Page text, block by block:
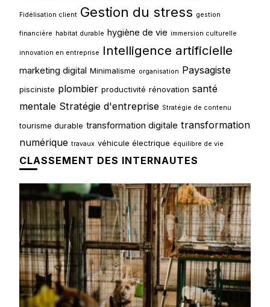
Fidélisation client Gestion du stress gestion
financière habitat durable hygiène de vie immersion culturelle
innovation en entreprise Intelligence artificielle
marketing digital Minimalisme organisation Paysagiste
pisciniste plombier productivité rénovation santé
mentale Stratégie d'entreprise Stratégie de contenu
tourisme durable transformation digitale transformation
numérique travaux véhicule électrique équilibre de vie
CLASSEMENT DES INTERNAUTES